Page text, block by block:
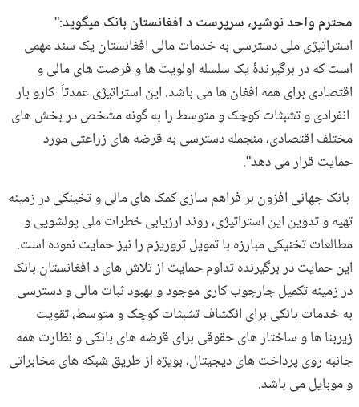
محترم واحد نوشیر، سرپرست د افغانستان بانک میگوید:"
استراتیژی ملی دسترسی به خدمات مالی افغانستان یک سند مهمی
است که در برگیرندۀ یک سلسله اولویت ها و فرصت های مالی و
اقتصادی برای همه افغان ها می باشد. این استراتیژی عمدتاَ کارو بار
انفرادی و تشبثات کوچک و متوسط را به گونه مشخص در بخش های
مختلف اقتصادی، منجمله دسترسی به قرضه های زراعتی مورد
حمایت قرار می دهد".
بانک جهانی افزون بر فراهم سازی کمک های مالی و تخینکی در زمینه
تهیه و تدوین این استراتیژی، روند ارزیابی خطرات ملی پولشویی و
مطالعات تخنیکی مبارزه با تمویل تروریزم را نیز حمایت نموده است.
این حمایت در برگیرنده تداوم حمایت از تلاش های د افغانستان بانک
در زمینه تکمیل چارچوب کاری موجود و بهبود ثبات مالی و دسترسی
به خدمات بانکی برای انکشاف تشبثات کوچک و متوسط، تقویت
زیربنا ها و ساختار های حقوقی برای قرضه های بانکی و نظارت همه
جانبه روی پرداخت های دیجیتال، بویژه از طریق شبکه های مخابراتی
و موبایل می باشد.